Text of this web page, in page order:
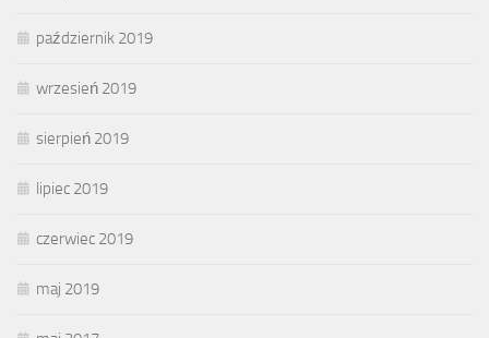
październik 2019
wrzesień 2019
sierpień 2019
lipiec 2019
czerwiec 2019
maj 2019